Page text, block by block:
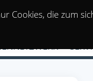
Cookies, die zum